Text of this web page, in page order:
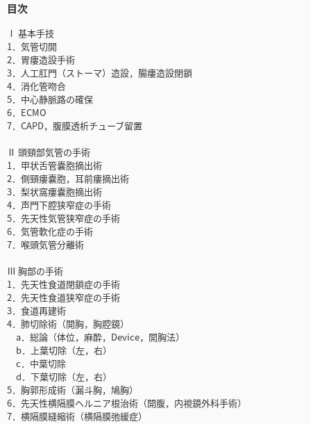
目次
Ⅰ 基本手技
1．気管切開
2．胃瘻造設手術
3．人工肛門（ストーマ）造設，腸瘻造設閉鎖
4．消化管吻合
5．中心静脈路の確保
6．ECMO
7．CAPD，腹膜透析チューブ留置
Ⅱ 頭頸部気管の手術
1．甲状舌管嚢胞摘出術
2．側頸瘻嚢胞，耳前瘻摘出術
3．梨状窩瘻嚢胞摘出術
4．声門下腔狭窄症の手術
5．先天性気管狭窄症の手術
6．気管軟化症の手術
7．喉頭気管分離術
Ⅲ 胸部の手術
1．先天性食道閉鎖症の手術
2．先天性食道狭窄症の手術
3．食道再建術
4．肺切除術（開胸，胸腔鏡）
a．総論（体位，麻酔，Device，開胸法）
b．上葉切除（左，右）
c．中葉切除
d．下葉切除（左，右）
5．胸郭形成術（漏斗胸，鳩胸）
6．先天性横隔膜ヘルニア根治術（開腹，内視鏡外科手術）
7．横隔膜縫縮術（横隔膜弛緩症）